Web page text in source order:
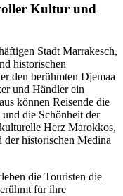
Kultur und
Stadt Marrakesch,
historischen
den berühmten Djemaa
und Händler ein
können Reisende die
die Schönheit der
Herz Marokkos,
der historischen Medina
die Touristen die
für ihre